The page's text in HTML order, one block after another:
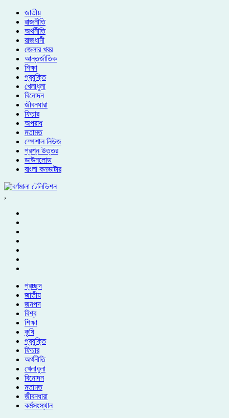
জাতীয়
রাজনীতি
অর্থনীতি
রাজধানী
জেলার খবর
আন্তর্জাতিক
শিক্ষা
প্রযুক্তি
খেলাধুলা
বিনোদন
জীবনধারা
ফিচার
অপরাধ
মতামত
স্পেশাল নিউজ
প্রশ্ন উত্তর
ডাউনলোড
বাংলা কনভাটার
,
প্রচ্ছদ
জাতীয়
জনপদ
বিশ্ব
শিক্ষা
কৃষি
প্রযুক্তি
ফিচার
অর্থনীতি
খেলাধুলা
বিনোদন
মতামত
জীবনধারা
কর্মসংস্থান